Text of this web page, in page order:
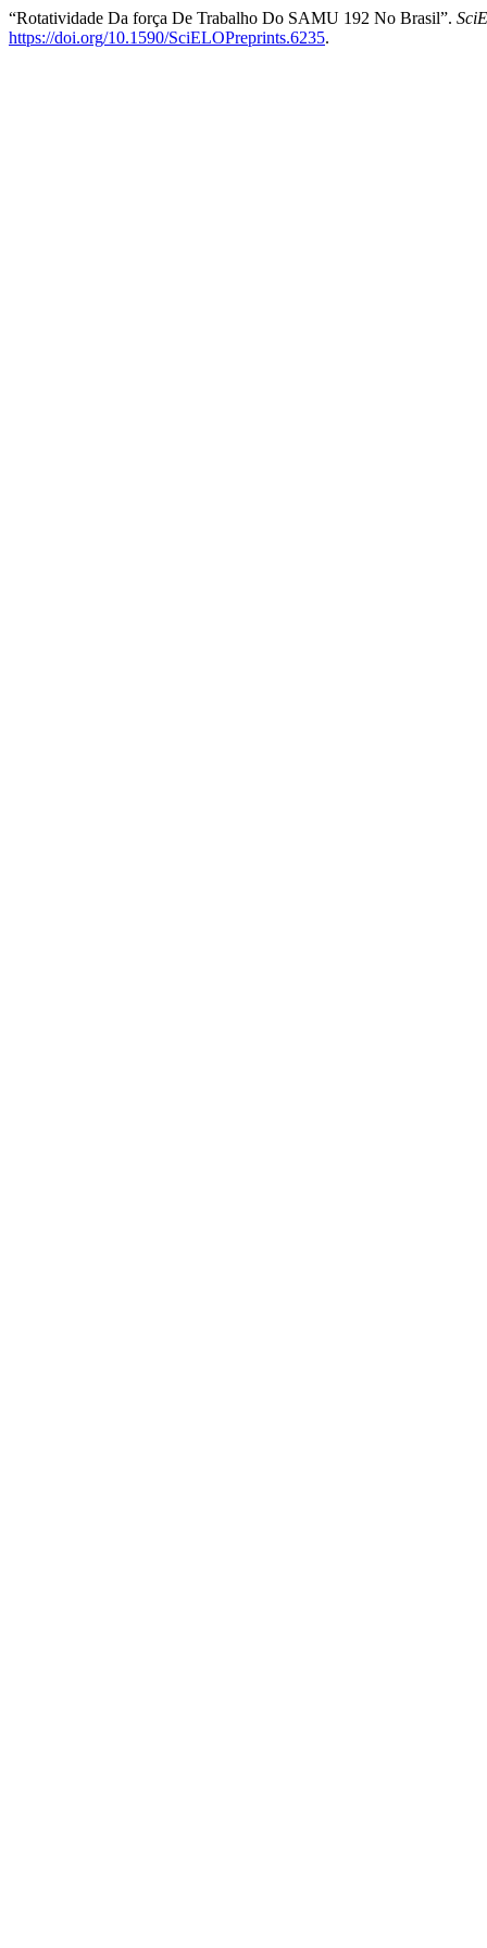
“Rotatividade Da força De Trabalho Do SAMU 192 No Brasil”.
https://doi.org/10.1590/SciELOPreprints.6235.